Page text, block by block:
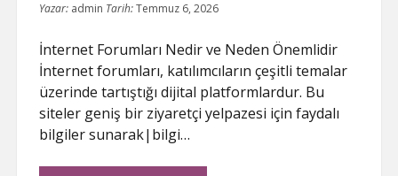
Yazar: admin Tarih:Temmuz 6, 2026
İnternet Forumları Nedir ve Neden Önemlidir
İnternet forumları, katılımcıların çeşitli temalar
üzerinde tartıştığı dijital platformlardur. Bu
siteler geniş bir ziyaretçi yelpazesi için faydalı
bilgiler sunarak|bilgi…